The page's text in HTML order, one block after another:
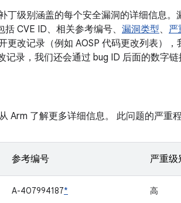
级别涵盖的每个安全漏洞的详细信息。
CVE ID、相关参考编号、 漏洞类型、 严
更改记录（例如 AOSP 代码更改列表）
录，我们还会通过 bug ID 后面的数字链
Arm 了解更多详细信息。 此问题的严重
参考编号 严重级
A-407994187* 高